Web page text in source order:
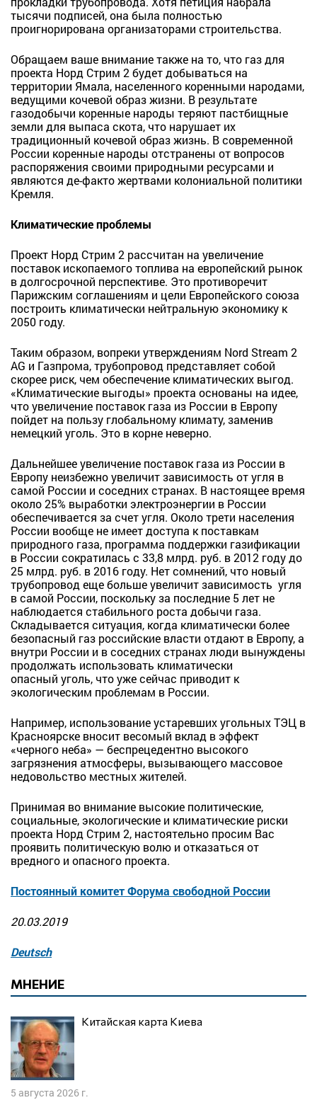
тысячи подписей, она была полностью
проигнорирована организаторами строительства.
Обращаем ваше внимание также на то, что газ для
проекта Норд Стрим 2 будет добываться на
территории Ямала, населенного коренными народами,
ведущими кочевой образ жизни. В результате
газодобычи коренные народы теряют пастбищные
земли для выпаса скота, что нарушает их
традиционный кочевой образ жизнь. В современной
России коренные народы отстранены от вопросов
распоряжения своими природными ресурсами и
являются де-факто жертвами колониальной политики
Кремля.
Климатические проблемы
Проект Норд Стрим 2 рассчитан на увеличение
поставок ископаемого топлива на европейский рынок
в долгосрочной перспективе. Это противоречит
Парижским соглашениям и цели Европейского союза
построить климатически нейтральную экономику к
2050 году.
Таким образом, вопреки утверждениям Nord Stream 2
AG и Газпрома, трубопровод представляет собой
скорее риск, чем обеспечение климатических выгод.
«Климатические выгоды» проекта основаны на идее,
что увеличение поставок газа из России в Европу
пойдет на пользу глобальному климату, заменив
немецкий уголь. Это в корне неверно.
Дальнейшее увеличение поставок газа из России в
Европу неизбежно увеличит зависимость от угля в
самой России и соседних странах. В настоящее время
около 25% выработки электроэнергии в России
обеспечивается за счет угля. Около трети населения
России вообще не имеет доступа к поставкам
природного газа, программа поддержки газификации
в России сократилась с 33,8 млрд. руб. в 2012 году до
25 млрд. руб. в 2016 году. Нет сомнений, что новый
трубопровод еще больше увеличит зависимость угля
в самой России, поскольку за последние 5 лет не
наблюдается стабильного роста добычи газа.
Складывается ситуация, когда климатически более
безопасный газ российские власти отдают в Европу, а
внутри России и в соседних странах люди вынуждены
продолжать использовать климатически
опасный уголь, что ужесейчас приводит к
экологическим проблемам в России.
Например, использование устаревших угольных ТЭЦ в
Красноярске вносит весомый вклад в эффект
«черного неба» — беспрецедентно высокого
загрязнения атмосферы, вызывающего массовое
недовольство местных жителей.
Принимая во внимание высокие политические,
социальные, экологические и климатические риски
проекта Норд Стрим 2, настоятельно просим Вас
проявить политическую волю и отказаться от
вредного и опасного проекта.
Постоянный комитет Форума свободной России
20.03.2019
Deutsch
МНЕНИЕ
Китайская карта Киева
5 августа 2026 г.